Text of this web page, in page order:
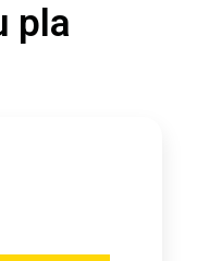
pla